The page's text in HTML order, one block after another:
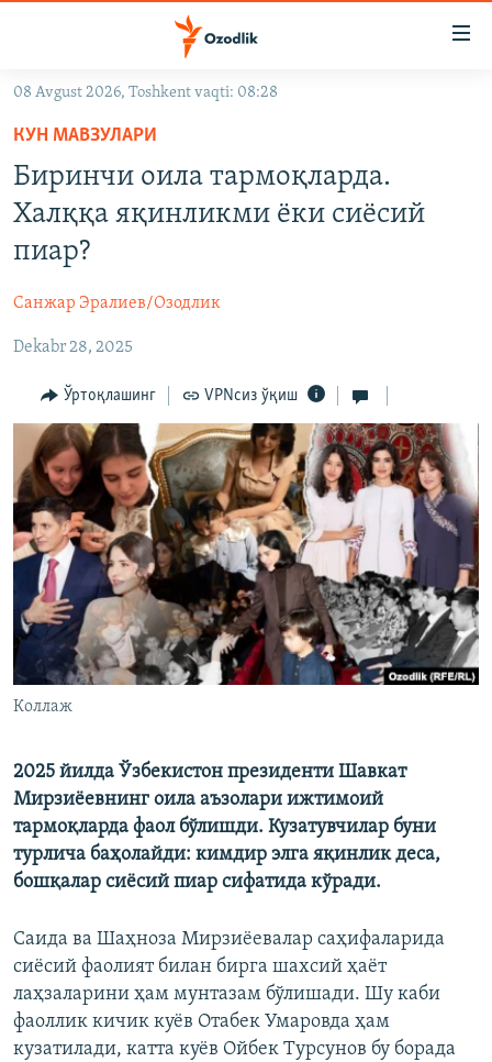
Асосий
навигацияга
ўтинг
Қидиришга
ўтинг
OZODARXIV
На русском
ИЖТИМОИЙ ТАРМОҚЛАР
Озодлик бошқа тилларда
08 Avgust 2026, Toshkent vaqti: 08:28
КУН МАВЗУЛАРИ
Биринчи оила тармоқларда.
Халққа яқинликми ёки сиёсий
пиар?
Санжар Эралиев/Озодлик
Dekabr 28, 2025
Ўртоқлашинг VPNсиз ўқиш
Коллаж
2025 йилда Ўзбекистон президенти Шавкат
Мирзиёевнинг оила аъзолари ижтимоий
тармоқларда фаол бўлишди. Кузатувчилар буни
турлича баҳолайди: кимдир элга яқинлик деса,
бошқалар сиёсий пиар сифатида кўради.
Саида ва Шаҳноза Мирзиёевалар саҳифаларида
сиёсий фаолият билан бирга шахсий ҳаёт
лаҳзаларини ҳам мунтазам бўлишади. Шу каби
фаоллик кичик куёв Отабек Умаровда ҳам
кузатилади, катта куёв Ойбек Турсунов бу борада